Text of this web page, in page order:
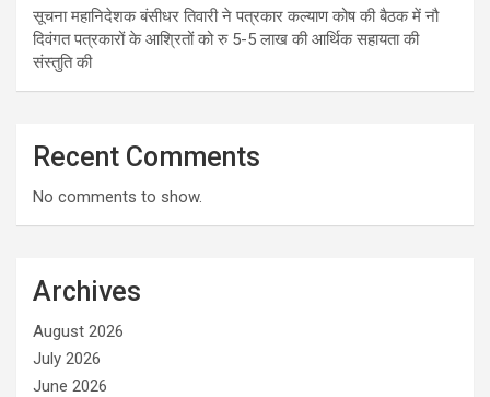
सूचना महानिदेशक बंसीधर तिवारी ने पत्रकार कल्याण कोष की बैठक में नौ
दिवंगत पत्रकारों के आश्रितों को रु 5-5 लाख की आर्थिक सहायता की
संस्तुति की
Recent Comments
No comments to show.
Archives
August 2026
July 2026
June 2026